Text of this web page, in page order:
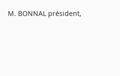
M. BONNAL président,